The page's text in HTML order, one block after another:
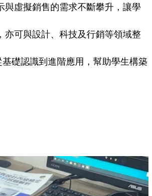
虛擬銷售的需求不斷攀升，讓學
可與設計、科技及行銷等領域整
礎認識到進階應用，幫助學生構築